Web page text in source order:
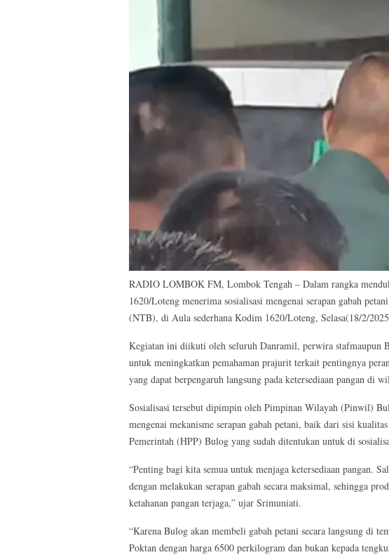
RADIO LOMBOK FM, Lombok Tengah – Dalam rangka
1620/Loteng menerima sosialisasi mengenai serapan gabah
(NTB), di Aula sederhana Kodim 1620/Loteng, Selasa(18/2/
Kegiatan ini diikuti oleh seluruh Danramil, perwira stafmaupun
untuk meningkatkan pemahaman prajurit terkait pentingnya
yang dapat berpengaruh langsung pada ketersediaan pangan di
Sosialisasi tersebut dipimpin oleh Pimpinan Wilayah (Pinwil)
mengenai mekanisme serapan gabah petani, baik dari sisi
Pemerintah (HPP) Bulog yang sudah ditentukan untuk di
“Penting bagi kita semua untuk menjaga ketersediaan pangan.
dengan melakukan serapan gabah secara maksimal, sehingga
ketahanan pangan terjaga,” ujar Srimuniati.
“Karena Bulog akan membeli gabah petani secara langsung di
Poktan dengan harga 6500 perkilogram dan bukan kepada